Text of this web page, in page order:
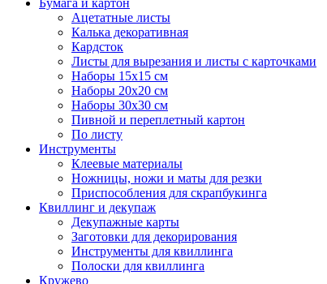
Бумага и картон
Ацетатные листы
Калька декоративная
Кардсток
Листы для вырезания и листы с карточками
Наборы 15х15 см
Наборы 20х20 см
Наборы 30х30 см
Пивной и переплетный картон
По листу
Инструменты
Клеевые материалы
Ножницы, ножи и маты для резки
Приспособления для скрапбукинга
Квиллинг и декупаж
Декупажные карты
Заготовки для декорирования
Инструменты для квиллинга
Полоски для квиллинга
Кружево